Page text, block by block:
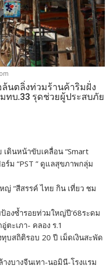
นตลิ่งท่วมร้านค้าริมฝั่ง
ทบ.33 รุดช่วยผู้ประสบภัย
ดินหน้าขับเคลื่อน “Smart
ร์ม “PST ” ดูแลสุขภาพกลุ่ม
ญ่ “สีสรรค์ ไทย กิน เที่ยว ชม
งซ้ำรอยท่วมใหญ่ปี’68ระดม
ตะเภา- คลอง ร.1
บสถิติรอบ 20 ปี เม็ดเงินสะพัด
งบางจีนเทา-นอมินี-โรงแรม